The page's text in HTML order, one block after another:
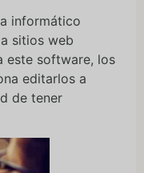
informático
sitios web
este software, los
editarlos a
de tener